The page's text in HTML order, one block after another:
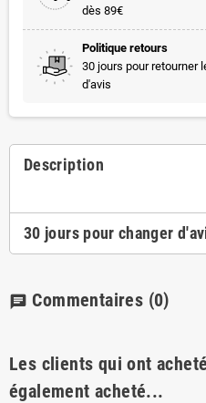
dès 89€
Politique retours
30 jours pour retourner
d'avis
Description
30 jours pour changer
chat Commentaires (0)
Les clients qui ont
également acheté...